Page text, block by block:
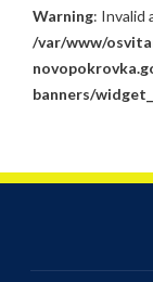
Warning: Invalid
/var/www/
banners/